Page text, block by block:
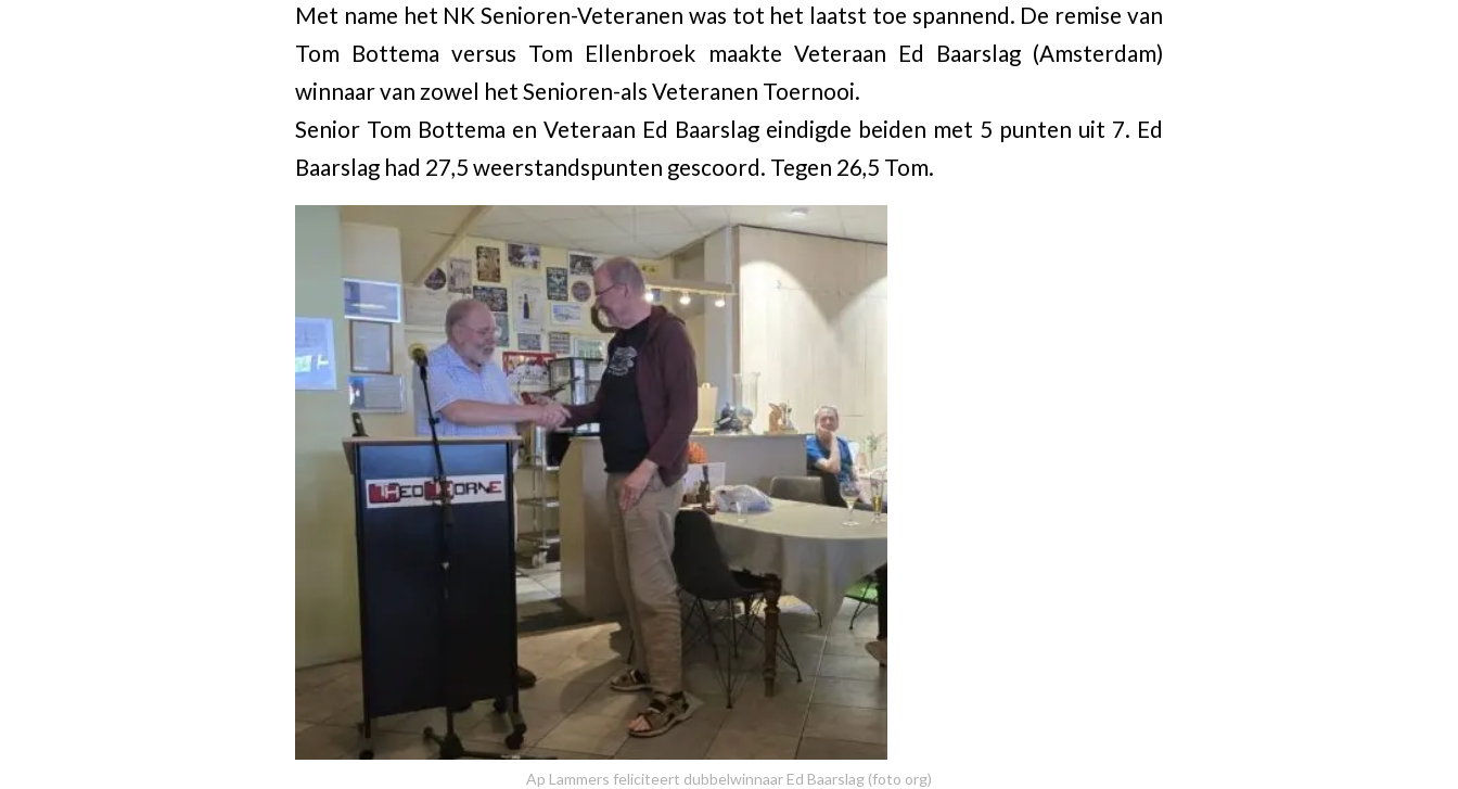
Met name het NK Senioren-Veteranen was tot het laatst toe spannend. De remise van
Tom Bottema versus Tom Ellenbroek maakte Veteraan Ed Baarslag (Amsterdam)
winnaar van zowel het Senioren-als Veteranen Toernooi.
Senior Tom Bottema en Veteraan Ed Baarslag eindigde beiden met 5 punten uit 7. Ed
Baarslag had 27,5 weerstandspunten gescoord. Tegen 26,5 Tom.
Ap Lammers feliciteert dubbelwinnaar Ed Baarslag (foto org)